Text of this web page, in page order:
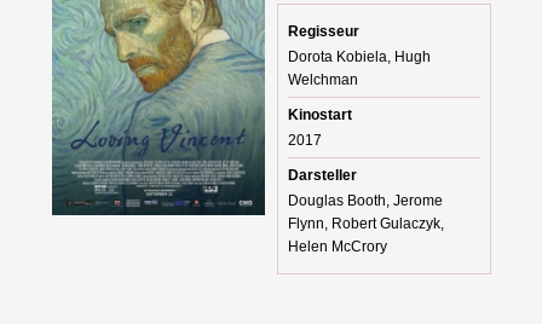
Regisseur
Dorota Kobiela, Hugh
Welchman
Kinostart
2017
Darsteller
Douglas Booth, Jerome
Flynn, Robert Gulaczyk,
Helen McCrory